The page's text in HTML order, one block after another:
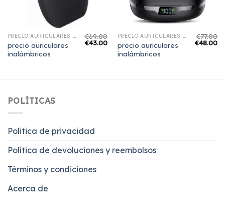
PRECIO AURICULARES INALÁMBRICOS
precio auriculares
inalámbricos
€69.00
€43.00
PRECIO AURICULARES INALÁMBRICOS
precio auriculares
inalámbricos
€77.00
€48.00
POLÍTICAS
Politica de privacidad
Política de devoluciones y reembolsos
Términos y condiciones
Acerca de